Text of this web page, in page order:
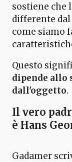
sostiene che
differente
come siamo
Questo
dipende allo
dall'oggetto.
Il vero
è Hans
Gadamer